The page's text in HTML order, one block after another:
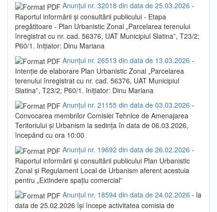
Anunțul nr. 32018 din data de 25.03.2026 -
Raportul informării și consultării publicului - Etapa
pregătitoare - Plan Urbanistic Zonal „Parcelarea terenului
înregistrat cu nr. cad. 56376, UAT Municipiul Slatina”, T23/2;
P60/1. Inițiator: Dinu Mariana
Anunțul nr. 26513 din data de 13.03.2026 -
Intenție de elaborare Plan Urbanistic Zonal „Parcelarea
terenului înregistrat cu nr. cad. 56376, UAT Municipiul
Slatina”, T23/2; P60/1. Inițiator: Dinu Mariana
Anunțul nr. 21155 din data de 03.03.2026 -
Convocarea membrilor Comisiei Tehnice de Amenajarea
Teritoriului și Urbanism la sedința în data de 06.03.2026,
începând cu ora 10:00
Anunțul nr. 19692 din data de 26.02.2026 -
Raportul informării și consultării publicului Plan Urbanistic
Zonal și Regulament Local de Urbanism aferent acestuia
pentru „Extindere spațiu comercial”
Anunțul nr. 18594 din data de 24.02.2026 - la
data de 25.02.2026 își începe activitatea comisia de